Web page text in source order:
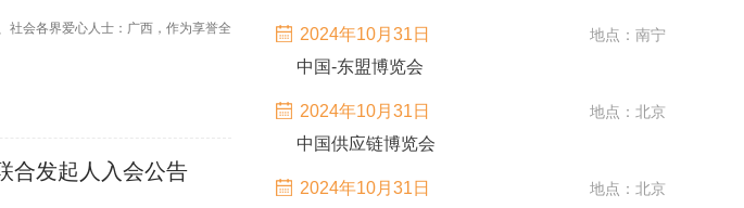
社会各界爱心人士：广西，作为享誉全
合发起人入会公告
2024年10月31日 地点：南宁
中国-东盟博览会
2024年10月31日 地点：北京
中国供应链博览会
2024年10月31日 地点：北京